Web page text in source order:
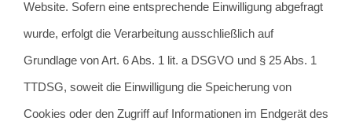
Website. Sofern eine entsprechende Einwilligung abgefragt
wurde, erfolgt die Verarbeitung ausschließlich auf
Grundlage von Art. 6 Abs. 1 lit. a DSGVO und § 25 Abs. 1
TTDSG, soweit die Einwilligung die Speicherung von
Cookies oder den Zugriff auf Informationen im Endgerät des